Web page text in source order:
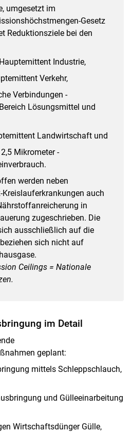
umgesetzt im
Gesetz
Reduktionsziele bei den
Industrie,
Verkehr,
Verbindungen -
Lösungsmittel und
Landwirtschaft und
Mikrometer -
werden neben
Kreislauferkrankungen auch
in
zugeschrieben. Die
ausschließlich auf die
sich nicht auf
Ceilings = Nationale
im Detail
geplant:
mittels Schleppschlauch,
und Gülleeinarbeitung
Wirtschaftsdünger Gülle,